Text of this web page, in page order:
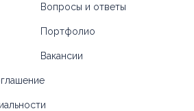
Вопросы и ответы
Портфолио
Вакансии